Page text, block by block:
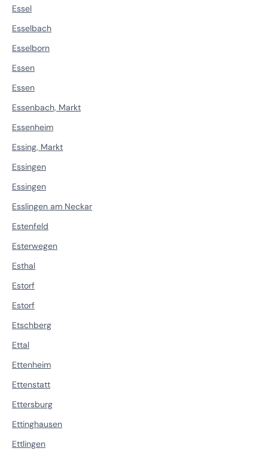
Essel
Esselbach
Esselborn
Essen
Essen
Essenbach, Markt
Essenheim
Essing, Markt
Essingen
Essingen
Esslingen am Neckar
Estenfeld
Esterwegen
Esthal
Estorf
Estorf
Etschberg
Ettal
Ettenheim
Ettenstatt
Ettersburg
Ettinghausen
Ettlingen